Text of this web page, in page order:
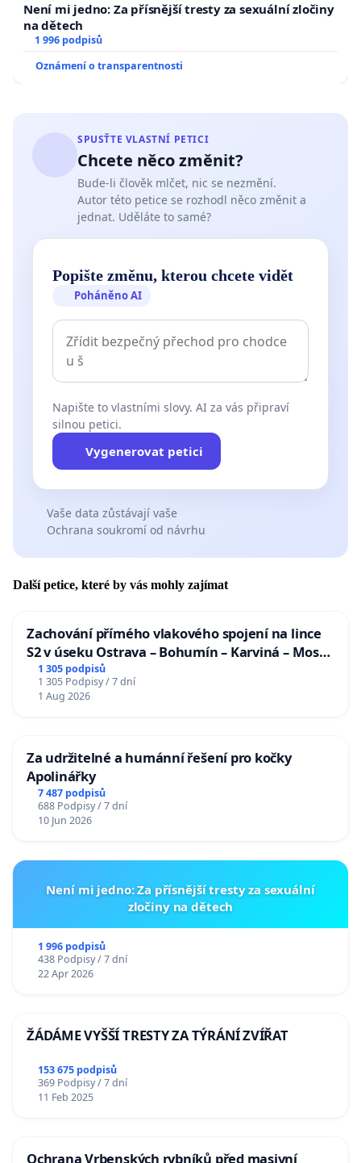
Není mi jedno: Za přísnější tresty za sexuální zločiny
na dětech
1 996 podpisů
Oznámení o transparentnosti
SPUSŤTE VLASTNÍ PETICI
Chcete něco změnit?
Bude-li člověk mlčet, nic se nezmění.
Autor této petice se rozhodl něco změnit a
jednat. Uděláte to samé?
Popište změnu, kterou chcete vidět
Poháněno AI
Napište to vlastními slovy. AI za vás připraví
silnou petici.
Vygenerovat petici
Vaše data zůstávají vaše
Ochrana soukromí od návrhu
Další petice, které by vás mohly zajímat
Zachování přímého vlakového spojení na lince
S2 v úseku Ostrava – Bohumín – Karviná – Mosty
u Jablunkova
1 305 podpisů
1 305 Podpisy / 7 dní
1 Aug 2026
Za udržitelné a humánní řešení pro kočky
Apolinářky
7 487 podpisů
688 Podpisy / 7 dní
10 Jun 2026
Není mi jedno: Za přísnější tresty za sexuální
zločiny na dětech
1 996 podpisů
438 Podpisy / 7 dní
22 Apr 2026
ŽÁDÁME VYŠŠÍ TRESTY ZA TÝRÁNÍ ZVÍŘAT
153 675 podpisů
369 Podpisy / 7 dní
11 Feb 2025
Ochrana Vrbenských rybníků před masivní